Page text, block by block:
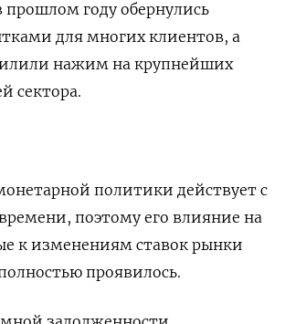
году обернулись
для многих клиентов, а
нажим на крупнейших
сектора.
политики действует с
поэтому его влияние на
к изменениям ставок рынки
проявилось.